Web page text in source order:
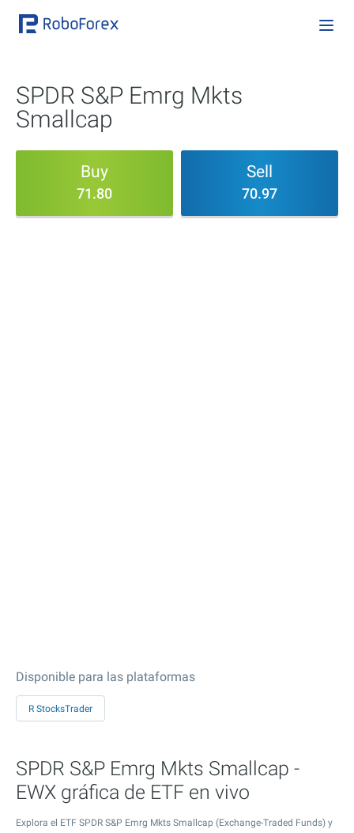
SPDR S&P Emrg Mkts
Smallcap
Buy
71.80
Sell
70.97
Disponible para las plataformas
R StocksTrader
SPDR S&P Emrg Mkts Smallcap -
EWX gráfica de ETF en vivo
Explora el ETF SPDR S&P Emrg Mkts Smallcap (Exchange-Traded Funds) y